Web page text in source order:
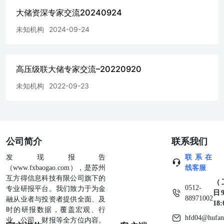
大储资深专家交流20240924
未知机构 2024-09-24
高压级联大储专家交流–20220920
未知机构 2022-09-23
公司简介
发现报告
（www.fxbaogao.com），是苏州
互方得信息科技有限公司旗下的
专业研报平台。我们致力于为金
融从业者与投资者提供全面、及
时的研报数据，覆盖宏观、行
业、公司、财报等全方位内容。
联系我们
联系在
线客服
0512-
88971002
日